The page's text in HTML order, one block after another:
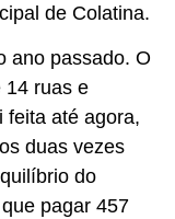
de Colatina.
ano passado. O
14 ruas e
feita até agora,
duas vezes
do
pagar 457